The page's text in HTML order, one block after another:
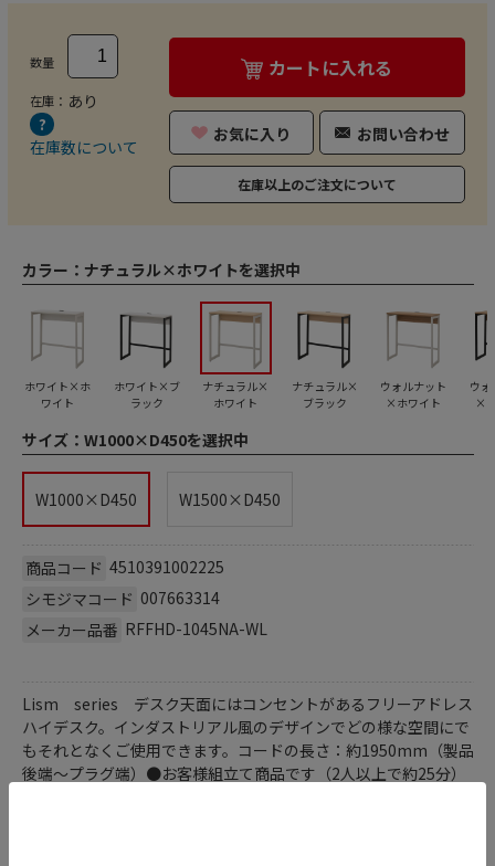
数量
在庫： あり
在庫数について
カートに入れる
お気に入り お問い合わせ
在庫以上のご注文について
カラー： ナチュラル×ホワイトを選択中
ホワイト×ホ
ワイト
ホワイト×ブ
ラック
ナチュラル×
ホワイト
ナチュラル×
ブラック
ウォルナット
×ホワイト
ウ
×
サイズ： W1000×D450を選択中
W1000×D450 W1500×D450
商品コード 4510391002225
シモジマコード 007663314
メーカー品番 RFFHD-1045NA-WL
Lism series デスク天面にはコンセントがあるフリーアドレス
ハイデスク。インダストリアル風のデザインでどの様な空間にで
もそれとなくご使用できます。コードの長さ：約1950mm（製品
後端～プラグ端）●お客様組立て商品です（2人以上で約25分）